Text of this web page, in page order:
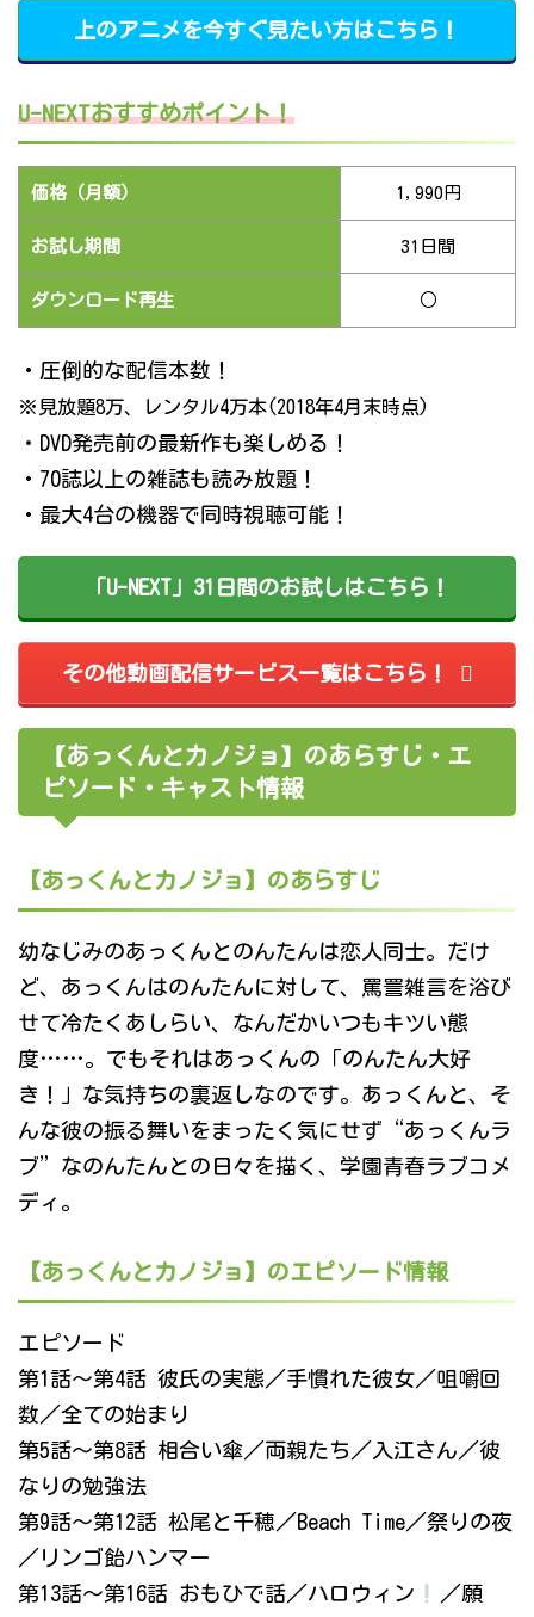
上のアニメを今すぐ見たい方はこちら！
U-NEXTおすすめポイント！
価格（月額） 1,990円
お試し期間 31日間
ダウンロード再生 ○
・圧倒的な配信本数！
※見放題8万、レンタル4万本(2018年4月末時点)
・DVD発売前の最新作も楽しめる！
・70誌以上の雑誌も読み放題！
・最大4台の機器で同時視聴可能！
「U-NEXT」31日間のお試しはこちら！
その他動画配信サービス一覧はこちら！
【あっくんとカノジョ】のあらすじ・エ
ピソード・キャスト情報
【あっくんとカノジョ】のあらすじ
幼なじみのあっくんとのんたんは恋人同士。だけ
ど、あっくんはのんたんに対して、罵詈雑言を浴び
せて冷たくあしらい、なんだかいつもキツい態
度……。でもそれはあっくんの「のんたん大好
き！」な気持ちの裏返しなのです。あっくんと、そ
んな彼の振る舞いをまったく気にせず“あっくんラ
ブ”なのんたんとの日々を描く、学園青春ラブコメ
ディ。
【あっくんとカノジョ】のエピソード情報
エピソード
第1話～第4話 彼氏の実態／手慣れた彼女／咀嚼回
数／全ての始まり
第5話～第8話 相合い傘／両親たち／入江さん／彼
なりの勉強法
第9話～第12話 松尾と千穂／Beach Time／祭りの夜
／リンゴ飴ハンマー
第13話～第16話 おもひで話／ハロウィン
／願